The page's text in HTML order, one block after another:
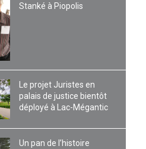
Stanké à Piopolis
Le projet Juristes en
palais de justice bientôt
déployé à Lac-Mégantic
Un pan de l’histoire